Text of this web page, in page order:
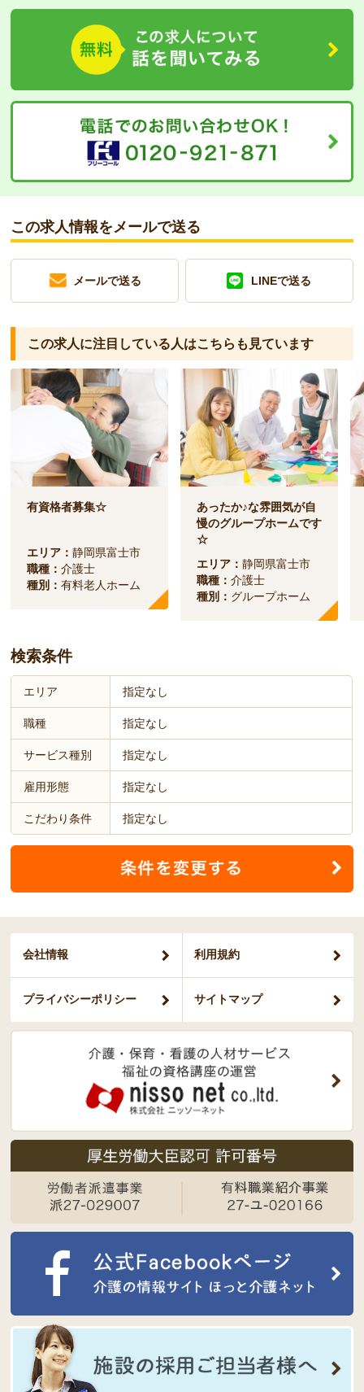
この求人情報をメールで送る
メールで送る LINEで送る
この求人に注目している人はこちらも見ています
有資格者募集☆
エリア：静岡県富士市
職種：介護士
種別：有料老人ホーム
あったか♪な雰囲気が自
慢のグループホームです
☆
エリア：静岡県富士市
職種：介護士
種別： グループホーム
検索条件
エリア 指定なし
職種 指定なし
サービス種別 指定なし
雇用形態 指定なし
こだわり条件 指定なし
会社情報 利用規約
プライバシーポリシー サイトマップ